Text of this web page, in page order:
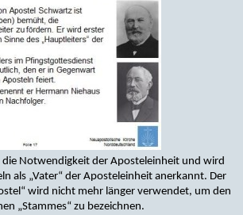
Notwendigkeit der Aposteleinheit und wird
als „Vater“ der Aposteleinheit anerkannt. Der
wird nicht mehr länger verwendet, um den
„Stammes“ zu bezeichnen.